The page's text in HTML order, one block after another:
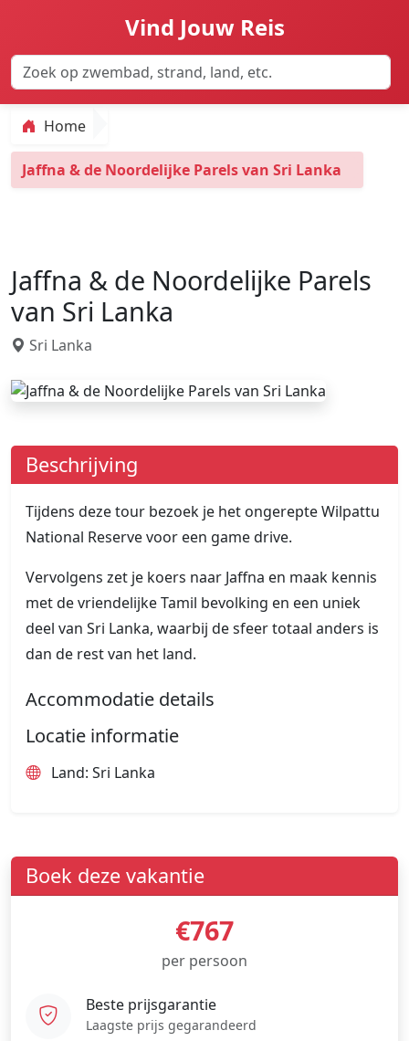
Vind Jouw Reis
Home
Jaffna & de Noordelijke Parels van Sri Lanka
Jaffna & de Noordelijke Parels
van Sri Lanka
Sri Lanka
Beschrijving
Tijdens deze tour bezoek je het ongerepte Wilpattu
National Reserve voor een game drive.
Vervolgens zet je koers naar Jaffna en maak kennis
met de vriendelijke Tamil bevolking en een uniek
deel van Sri Lanka, waarbij de sfeer totaal anders is
dan de rest van het land.
Accommodatie details
Locatie informatie
Land: Sri Lanka
Boek deze vakantie
€767
per persoon
Beste prijsgarantie
Laagste prijs gegarandeerd